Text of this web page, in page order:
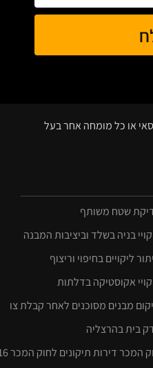
או כל מומחה אחר בעל
שטח משותף
בניה בשלד וביציבות המבנה
ליקויים בחיפוי וריצוף
אקוסטיקה בדלתות
מבנים מסוכנים לאחר קבלת צו
בית בהרצליה
דירות תיקונים לחוק המכר 2016